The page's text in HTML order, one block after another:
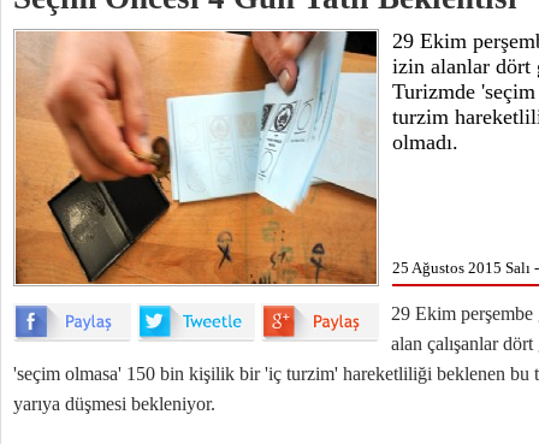
29 Ekim
izin alanlar dört
Turizmde
turzim
olmadı.
25 Ağustos 2015 Salı
29 Ekim
alan çalışanlar
'seçim olmasa' 150 bin kişilik bir 'iç turzim' hareketliliği beklenen bu
yarıya düşmesi bekleniyor.